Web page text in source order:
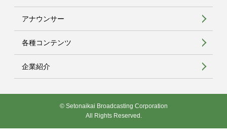
アナウンサー
各種コンテンツ
企業紹介
© Setonaikai Broadcasting Corporation
All Rights Reserved.